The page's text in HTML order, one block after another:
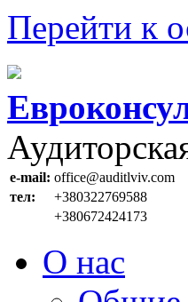
Перейти к
e-mail: office@auditlviv.com
тел:
+380322769588
+380672424173
О нас